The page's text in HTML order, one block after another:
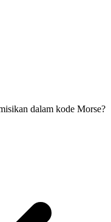
dalam kode Morse?